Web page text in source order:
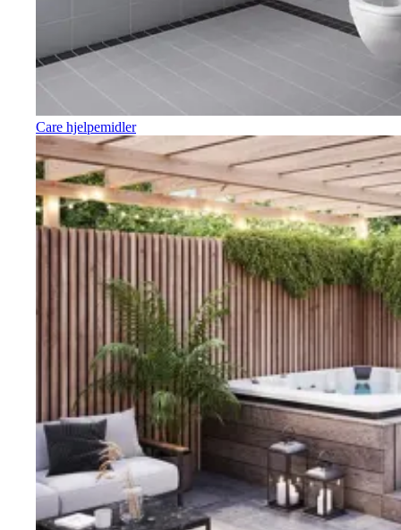
Care hjelpemidler